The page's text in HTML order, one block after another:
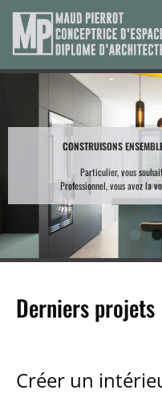
Aller
contenu
CONSTRUISONS
Particulier, vous
Professionnel, vous avez la
Derniers projets
Créer un